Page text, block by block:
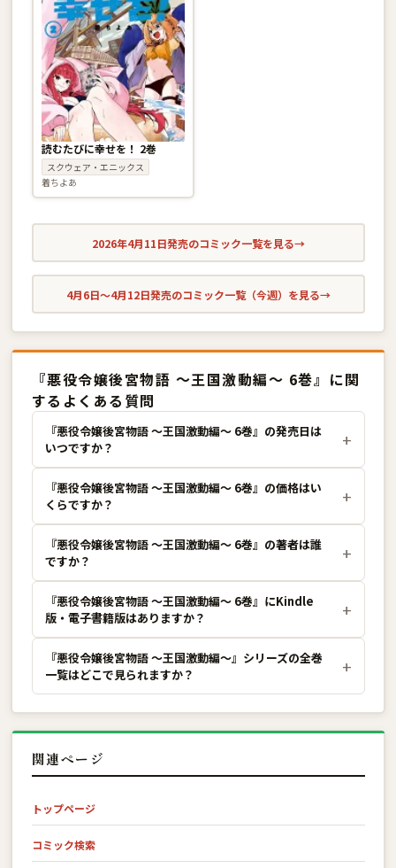
読むたびに幸せを！ 2巻
スクウェア・エニックス
着ちよあ
2026年4月11日発売のコミック一覧を見る→
4月6日〜4月12日発売のコミック一覧（今週）を見る→
『悪役令嬢後宮物語 〜王国激動編〜 6巻』に関
するよくある質問
『悪役令嬢後宮物語 〜王国激動編〜 6巻』の発売日は
いつですか？
『悪役令嬢後宮物語 〜王国激動編〜 6巻』の価格はい
くらですか？
『悪役令嬢後宮物語 〜王国激動編〜 6巻』の著者は誰
ですか？
『悪役令嬢後宮物語 〜王国激動編〜 6巻』にKindle
版・電子書籍版はありますか？
『悪役令嬢後宮物語 〜王国激動編〜』シリーズの全巻
一覧はどこで見られますか？
関連ページ
トップページ
コミック検索